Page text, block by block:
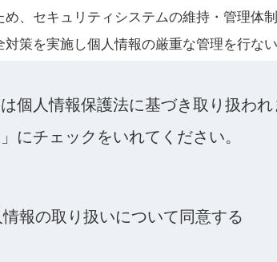
、セキュリティシステムの維持・管理体
策を実施し個人情報の厳重な管理を行ない
、当社からのご連絡や業務のご案内やご質
の禁止
個人情報保護法に基づき取り扱われ
にチェックをいれてください。
報の取り扱いについて同意する